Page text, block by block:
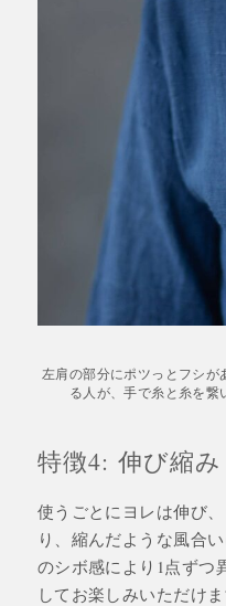
左肩の部分にポツっとフシ
る人が、手で糸と糸を繋
特徴4: 伸び縮み
使うごとにヨレは伸び
り、縮んだような風合
のシボ感により1点ずつ
してお楽しみいただけま